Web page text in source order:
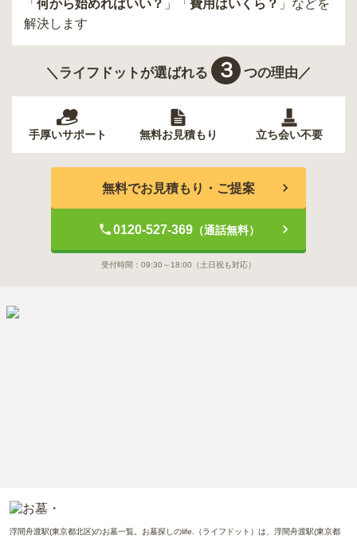
「 何から始めればいい？ 」「 費用はいくら？ 」などを
解決します
＼ライフドットが選ばれる ３ つの理由／
手厚いサポート 無料お見積もり 立ち会い不要
無料でお見積もり・ご提案
0120-527-369（通話無料）
受付時間： 09:30～18:00 （土日祝も対応）
浮間舟渡駅(東京都北区)のお墓一覧。お墓探しのlife.（ライフドット）は、浮間舟渡駅(東京都